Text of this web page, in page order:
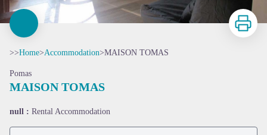
View picture in full screen
Print
>>Home>Accommodation>MAISON TOMAS
Pomas
MAISON TOMAS
null : Rental Accommodation